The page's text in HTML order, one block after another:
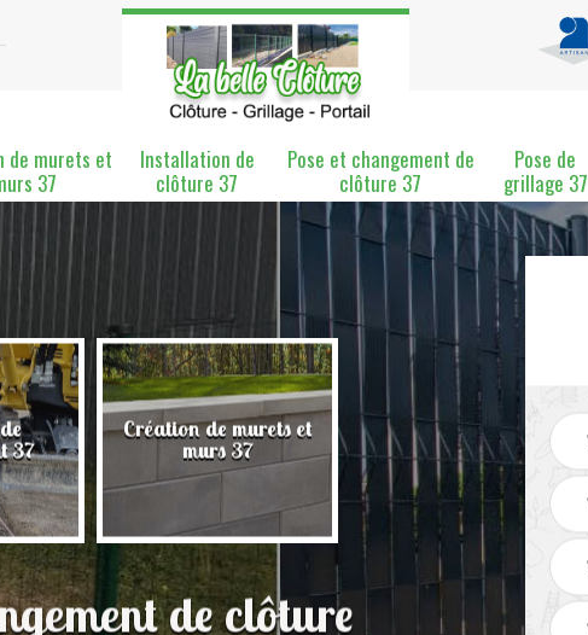
de murets et
37
Installation de
clôture 37
Pose et changement de
clôture 37
Pose de
grillage 37
37
Création de murets et
murs 37
Installation de clôture
37
de clôture